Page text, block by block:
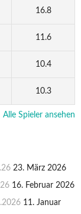
16.8
11.6
10.4
10.3
Alle Spieler ansehen
23. März 2026
16. Februar 2026
11. Januar